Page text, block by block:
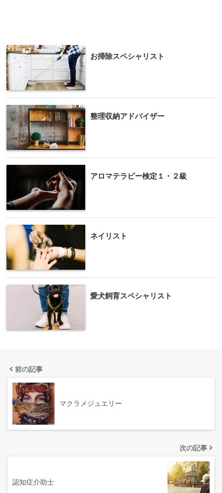
お掃除スペシャリスト
整理収納アドバイザー
アロマテラピー検定１・２級
ネイリスト
愛犬飼育スペシャリスト
前の記事
マクラメジュエリー
次の記事
認知症介助士